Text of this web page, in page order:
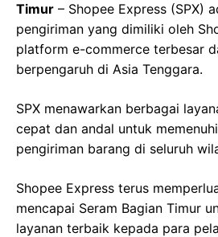
Timur – Shopee Express (SPX)
pengiriman yang dimiliki oleh
platform e-commerce terbesar
berpengaruh di Asia Tenggara.
SPX menawarkan berbagai
cepat dan andal untuk
pengiriman barang di seluruh
Shopee Express terus
mencapai Seram Bagian Timur
layanan terbaik kepada para